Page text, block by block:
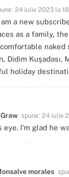
24 iulie 2023 la
a new
as a family,
naked
Didim
holiday
spune: 24 iulie
eye. I’m glad he
morales